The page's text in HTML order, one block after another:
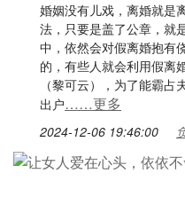
婚姻没有儿戏，离婚就是
法，只要是盖了公章，就
中，依然会对假离婚抱有
的，有些人就会利用假离
（黎可云），为了能霸
出户……更多
2024-12-06 19:46:00